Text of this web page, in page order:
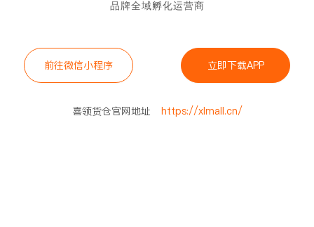
品牌全域孵化运营商
前往微信小程序 立即下载APP
喜领货仓官网地址 https://xlmall.cn/